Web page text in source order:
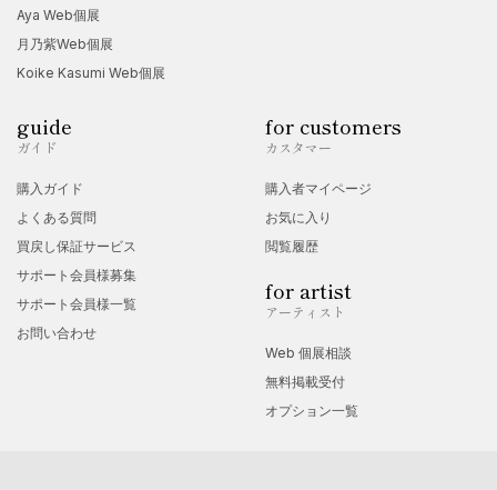
Aya Web個展
月乃紫Web個展
Koike Kasumi Web個展
guide
ガイド
購入ガイド
よくある質問
買戻し保証サービス
サポート会員様募集
サポート会員様一覧
お問い合わせ
for customers
カスタマー
購入者マイページ
お気に入り
閲覧履歴
for artist
アーティスト
Web 個展相談
無料掲載受付
オプション一覧